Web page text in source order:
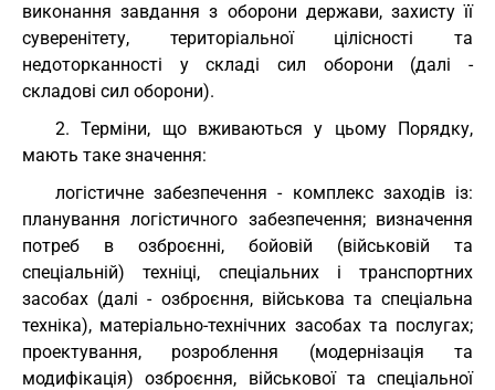
виконання завдання з оборони держави, захисту її
суверенітету, територіальної цілісності та
недоторканності у складі сил оборони (далі -
складові сил оборони).
2. Терміни, що вживаються у цьому Порядку,
мають таке значення:
логістичне забезпечення - комплекс заходів із:
планування логістичного забезпечення; визначення
потреб в озброєнні, бойовій (військовій та
спеціальній) техніці, спеціальних і транспортних
засобах (далі - озброєння, військова та спеціальна
техніка), матеріально-технічних засобах та послугах;
проектування, розроблення (модернізація та
модифікація) озброєння, військової та спеціальної